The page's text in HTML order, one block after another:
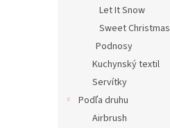
Let It Snow
Sweet Christmas
Podnosy
Kuchynský textil
Servítky
Podľa druhu
Airbrush